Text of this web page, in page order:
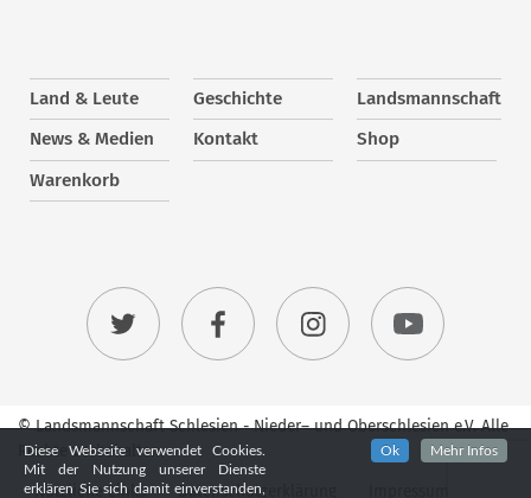
Land & Leute Geschichte
Landsmannschaft
News & Medien
Kontakt
Shop
Warenkorb
© Landsmannschaft Schlesien - Nieder– und Oberschlesien e.V. Alle
Rechte vorbehalten.
Nützliche Links
Datenschutzerklärung
Diese Webseite verwendet Cookies.
Mit der Nutzung unserer Dienste
erklären Sie sich damit einverstanden,
Ok Mehr Infos